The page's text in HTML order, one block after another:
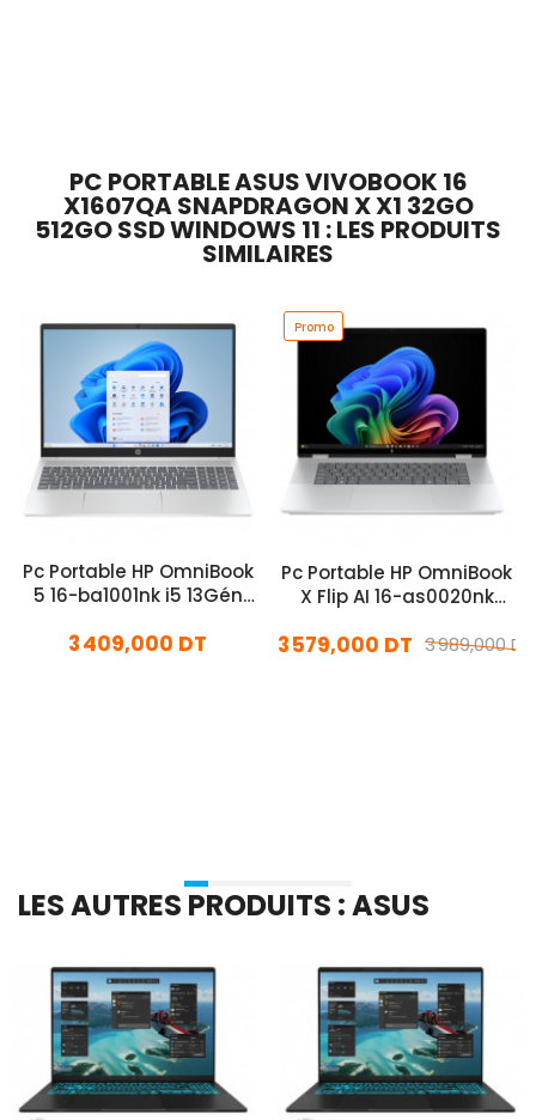
PC PORTABLE ASUS VIVOBOOK 16
X1607QA SNAPDRAGON X X1 32GO
512GO SSD WINDOWS 11 : LES PRODUITS
SIMILAIRES
Pc Portable HP OmniBook
5 16-ba1001nk i5 13Gén
3 409,000 DT
Promo
Pc Portable HP OmniBook
X Flip AI 16-as0020nk
Windows 113 989,000 DT
3 579,000 DT
LES AUTRES PRODUITS : ASUS